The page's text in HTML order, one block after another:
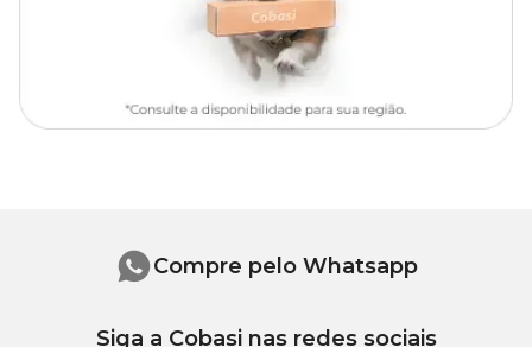
104 cm
118 cm 71 cm
Compre pelo Whatsapp
Siga a Cobasi nas redes sociais